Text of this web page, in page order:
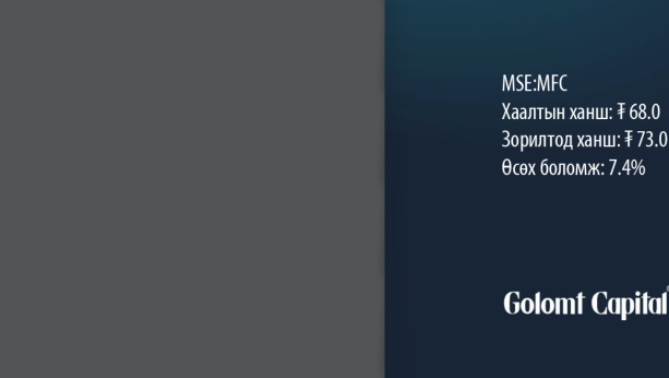
MSE:MFC
Хаалтынханш: ₮ 68.0
Зорилтодханш:₮ 73.0
Өсөхболомж:7.4%